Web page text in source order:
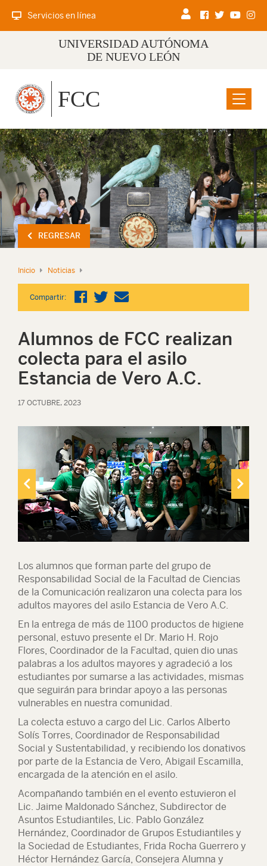
Servicios en línea
UNIVERSIDAD AUTÓNOMA
DE NUEVO LEÓN
Menu
FCC
REGRESAR
Inicio Noticias
Compartir:
Alumnos de FCC realizan
colecta para el asilo
Estancia de Vero A.C.
17 OCTUBRE, 2023
Los alumnos que forman parte del grupo de
Responsabilidad Social de la Facultad de Ciencias
de la Comunicación realizaron una colecta para los
adultos mayores del asilo Estancia de Vero A.C.
En la entrega de más de 1100 productos de higiene
personal, estuvo presente el Dr. Mario H. Rojo
Flores, Coordinador de la Facultad, quien dio unas
palabras a los adultos mayores y agradeció a los
estudiantes por sumarse a las actividades, mismas
que seguirán para brindar apoyo a las personas
vulnerables en nuestra comunidad.
La colecta estuvo a cargo del Lic. Carlos Alberto
Solís Torres, Coordinador de Responsabilidad
Social y Sustentabilidad, y recibiendo los donativos
por parte de la Estancia de Vero, Abigail Escamilla,
encargada de la atención en el asilo.
Acompañando también en el evento estuvieron el
Lic. Jaime Maldonado Sánchez, Subdirector de
Asuntos Estudiantiles, Lic. Pablo González
Hernández, Coordinador de Grupos Estudiantiles y
la Sociedad de Estudiantes, Frida Rocha Guerrero y
Héctor Hernández García, Consejera Alumna y